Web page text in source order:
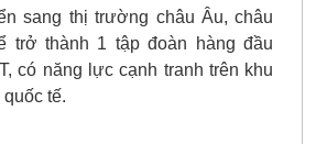
sang thị trường châu Âu, châu
trở thành 1 tập đoàn hàng đầu
có năng lực cạnh tranh trên khu
tế.